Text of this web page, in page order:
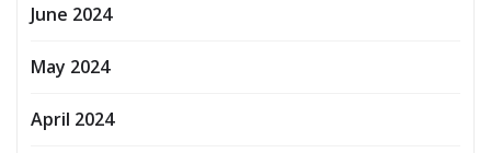
June 2024
May 2024
April 2024